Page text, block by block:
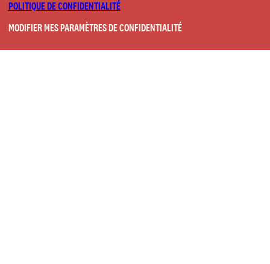
POLITIQUE DE CONFIDENTIALITÉ
MODIFIER MES PARAMÈTRES DE CONFIDENTIALITÉ